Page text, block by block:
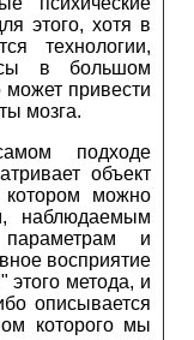
этого, хотя в
технологии,
в большом
может привести
мозга.
подходе
объект
котором можно
наблюдаемым
параметрам и
восприятие
этого метода, и
описывается
которого мы